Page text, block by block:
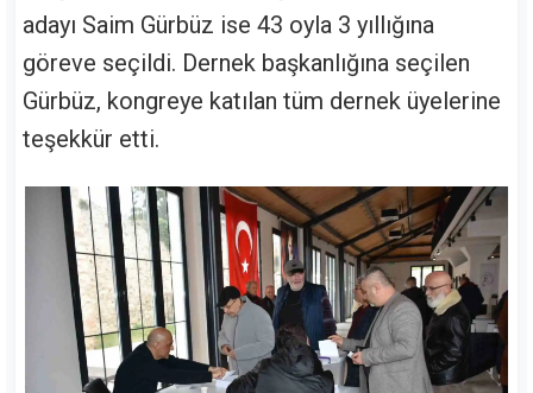
adayı Saim Gürbüz ise 43 oyla 3 yıllığına
göreve seçildi. Dernek başkanlığına seçilen
Gürbüz, kongreye katılan tüm dernek üyelerine
teşekkür etti.